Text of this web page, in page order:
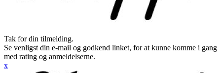
Tak for din tilmelding.
Se venligst din e-mail og godkend linket, for at kunne komme i gang
med rating og anmeldelserne.
x